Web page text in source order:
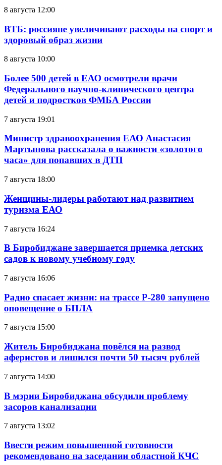
8 августа 12:00
ВТБ: россияне увеличивают расходы на спорт и
здоровый образ жизни
8 августа 10:00
Более 500 детей в ЕАО осмотрели врачи
Федерального научно-клинического центра
детей и подростков ФМБА России
7 августа 19:01
Министр здравоохранения ЕАО Анастасия
Мартынова рассказала о важности «золотого
часа» для попавших в ДТП
7 августа 18:00
Женщины-лидеры работают над развитием
туризма ЕАО
7 августа 16:24
В Биробиджане завершается приемка детских
садов к новому учебному году
7 августа 16:06
Радио спасает жизни: на трассе Р-280 запущено
оповещение о БПЛА
7 августа 15:00
Житель Биробиджана повёлся на развод
аферистов и лишился почти 50 тысяч рублей
7 августа 14:00
В мэрии Биробиджана обсудили проблему
засоров канализации
7 августа 13:02
Ввести режим повышенной готовности
рекомендовано на заседании областной КЧС